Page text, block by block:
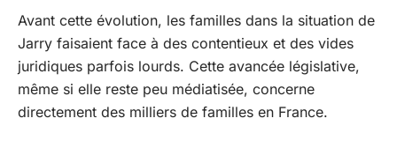
Avant cette évolution, les familles dans la situation de
Jarry faisaient face à des contentieux et des vides
juridiques parfois lourds. Cette avancée législative,
même si elle reste peu médiatisée, concerne
directement des milliers de familles en France.